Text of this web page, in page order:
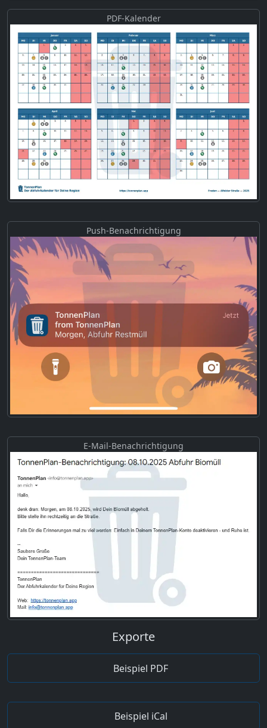
PDF-Kalender
Push-Benachrichtigung
E-Mail-Benachrichtigung
Exporte
Beispiel PDF
Beispiel iCal